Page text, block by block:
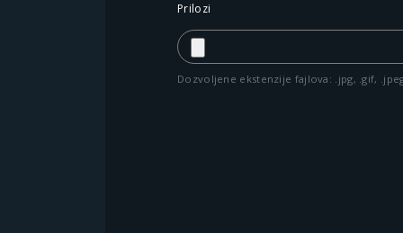
Prilozi
Dozvoljene ekstenzije fajlova: .jpg, .gif,